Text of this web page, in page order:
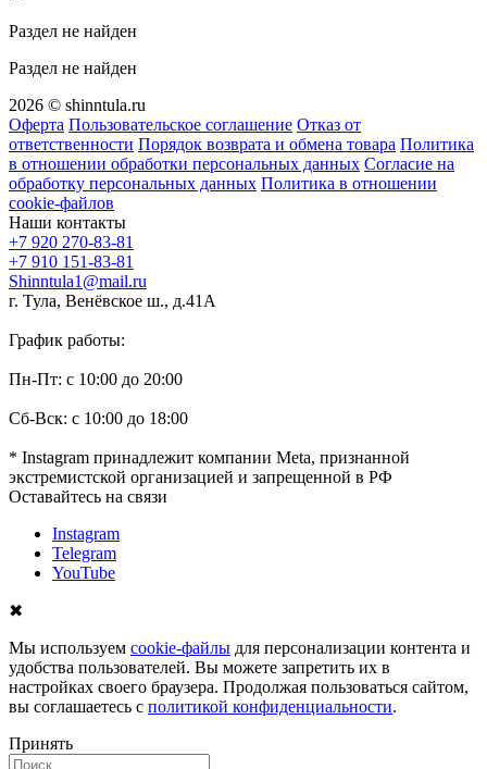
Раздел не найден
Раздел не найден
2026 © shinntula.ru
Оферта Пользовательское соглашение Отказ от
ответственности Порядок возврата и обмена товара Политика
в отношении обработки персональных данных Согласие на
обработку персональных данных Политика в отношении
cookie-файлов
Наши контакты
+7 920 270-83-81
+7 910 151-83-81
Shinntula1@mail.ru
г. Тула, Венёвское ш., д.41А
График работы:
Пн-Пт: с 10:00 до 20:00
Сб-Вск: с 10:00 до 18:00
* Instagram принадлежит компании Meta, признанной
экстремистской организацией и запрещенной в РФ
Оставайтесь на связи
Instagram
Telegram
YouTube
✖
Мы используем cookie-файлы для персонализации контента и
удобства пользователей. Вы можете запретить их в
настройках своего браузера. Продолжая пользоваться сайтом,
вы соглашаетесь с политикой конфиденциальности.
Принять